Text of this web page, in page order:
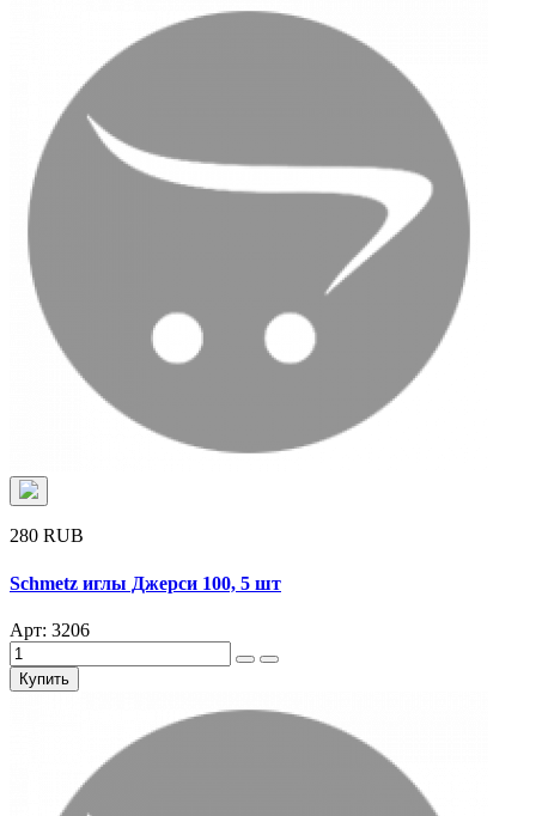
280 RUB
Schmetz иглы Джерси 100, 5 шт
Арт: 3206
Купить